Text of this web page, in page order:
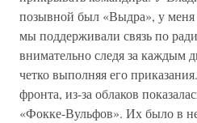
позывной был «Выдра», у
мы поддерживали связь по
внимательно следя за каждым
четко выполняя его
фронта, из-за облаков
«Фокке-Вульфов». Их было в